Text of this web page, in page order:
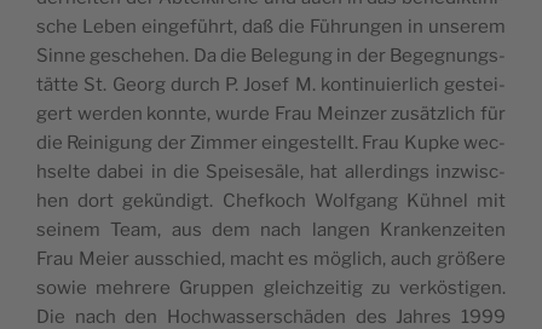
sc­he Leben ein­ge­führt, daß die Führun­gen in unse­rem
Sin­ne gesc­he­hen. Da die Bele­gung in der Bege­g­nung­s­
tät­te St. Georg durch P. Josef M. kon­ti­nu­i­er­lich ges­te­i­
gert wer­den konn­te, wur­de Frau Mein­zer zusätz­lich für
die Rei­ni­gung der Zim­mer ein­ge­s­tellt. Frau Kup­ke wec­
hsel­te dabei in die Spe­i­se­säle, hat aller­dings inzwi­sc­
hen dort gekün­digt. Chef­koch Wolf­gang Kühnel mit
sei­nem Team, aus dem nach lan­gen Kran­ken­ze­i­ten
Frau Mei­er aus­sc­hi­ed, mac­ht es möglich, auch größe­re
sowie mehre­re Gru­ppen gle­ic­hze­i­tig zu ver­kös­ti­gen.
Die nach den Hoc­hwas­ser­sc­häden des Jahres 1999